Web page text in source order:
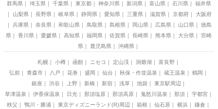
群馬県
埼玉県 千葉県 東京都 神奈川県 新潟県 富山県 石川県
福井県
山梨県
長野県 岐阜県 静岡県 愛知県 三重県 滋賀県 京都府
大阪府
兵庫県
奈良県 和歌山県 鳥取県 島根県 岡山県 広島県 山口県
徳島
県
香川県 愛媛県 高知県 福岡県 佐賀県 長崎県 熊本県 大分県
宮崎
県
鹿児島県 沖縄県
札幌 小樽 函館 ニセコ 定山渓 洞爺湖
富良野
弘前
青森市 八戸 花巻 盛岡 仙台 秋保・作並温泉 蔵王温泉
鶴岡
銀座
渋谷 上野 新橋 新宿 浅草 池袋
東京駅周辺
草津温泉
伊香保温泉 日光 那須塩原 那須高原 鬼怒川温泉 那須
宇都宮
秩父
鴨川・勝浦 東京ディズニーランド(R)周辺 箱根 仙石原 横浜
鎌倉